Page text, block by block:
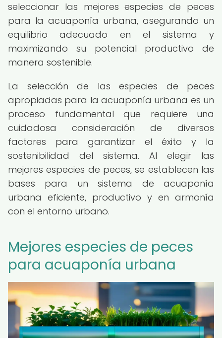
seleccionar las mejores especies de peces
para la acuaponía urbana, asegurando un
equilibrio adecuado en el sistema y
maximizando su potencial productivo de
manera sostenible.
La selección de las especies de peces
apropiadas para la acuaponía urbana es un
proceso fundamental que requiere una
cuidadosa consideración de diversos
factores para garantizar el éxito y la
sostenibilidad del sistema. Al elegir las
mejores especies de peces, se establecen las
bases para un sistema de acuaponía
urbana eficiente, productivo y en armonía
con el entorno urbano.
Mejores especies de peces
para acuaponía urbana